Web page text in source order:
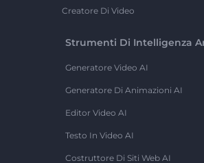
Creatore Di Video
Strumenti Di Intelligenza
Generatore Video AI
Generatore Di Animazioni AI
Editor Video AI
Testo In Video AI
Costruttore Di Siti Web AI